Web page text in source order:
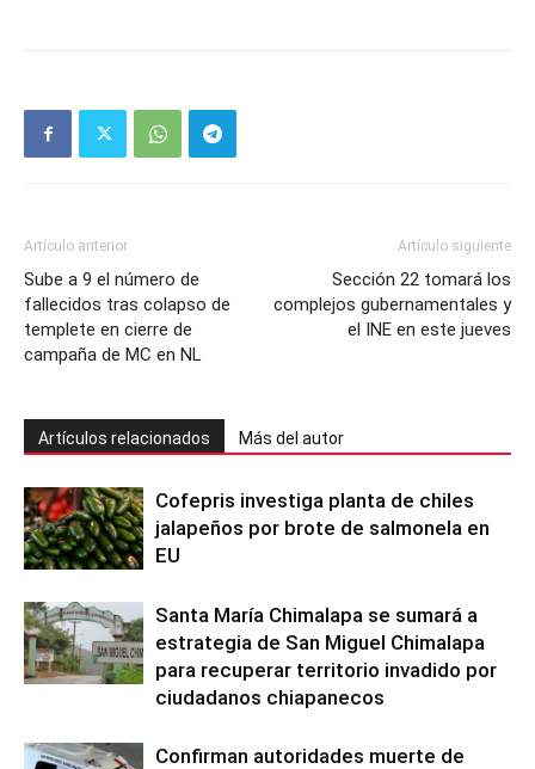
Artículo anterior
Sube a 9 el número de
fallecidos tras colapso de
templete en cierre de
campaña de MC en NL
Artículo siguiente
Sección 22 tomará los
complejos gubernamentales y
el INE en este jueves
Artículos relacionados Más del autor
Cofepris investiga planta de chiles
jalapeños por brote de salmonela en
EU
Santa María Chimalapa se sumará a
estrategia de San Miguel Chimalapa
para recuperar territorio invadido por
ciudadanos chiapanecos
Confirman autoridades muerte de